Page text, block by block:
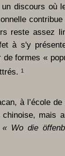
discours où
reste assez
à s'y
formes «
1
à l’école
mais
« Wo die